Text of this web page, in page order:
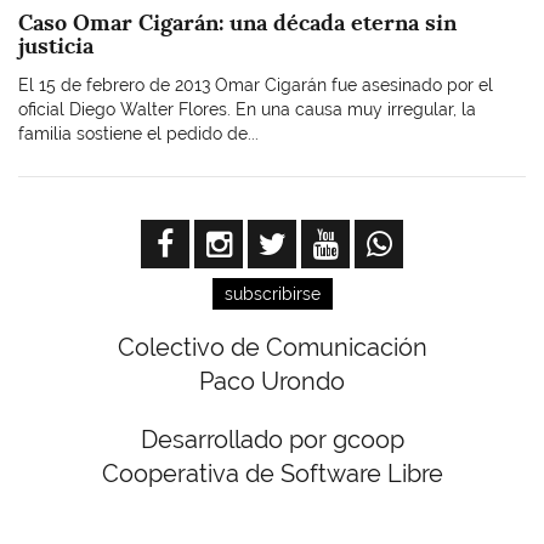
Caso Omar Cigarán: una década eterna sin
justicia
El 15 de febrero de 2013 Omar Cigarán fue asesinado por el
oficial Diego Walter Flores. En una causa muy irregular, la
familia sostiene el pedido de...
subscribirse
Colectivo de Comunicación
Paco Urondo
Desarrollado por gcoop
Cooperativa de Software Libre